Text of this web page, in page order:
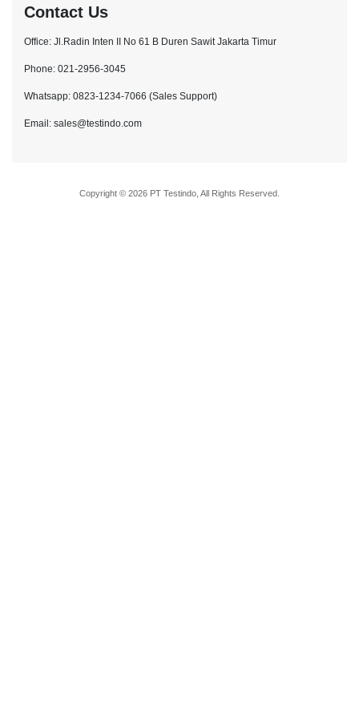
Contact Us
Office: Jl.Radin Inten II No 61 B Duren Sawit Jakarta Timur
Phone: 021-2956-3045
Whatsapp: 0823-1234-7066 (Sales Support)
Email: sales@testindo.com
Copyright © 2026 PT Testindo, All Rights Reserved.